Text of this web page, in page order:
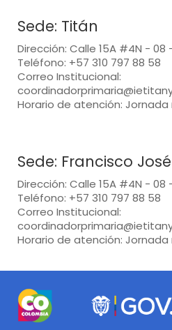
Sede: Titán
Dirección: Calle 15A #4N - 08
Teléfono: +57 310 797 88 58
Correo Institucional:
Horario de atención:
Sede: Francisco
Dirección: Calle 15A #4N - 08
Teléfono: +57 310 797 88 58
Correo Institucional:
Horario de atención: